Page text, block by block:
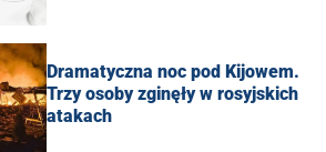
Dramatyczna noc pod Kijowem.
Trzy osoby zginęły w rosyjskich
atakach